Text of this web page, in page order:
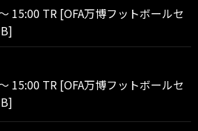
15:00 TR [OFA万博フットボールセ
15:00 TR [OFA万博フットボールセ